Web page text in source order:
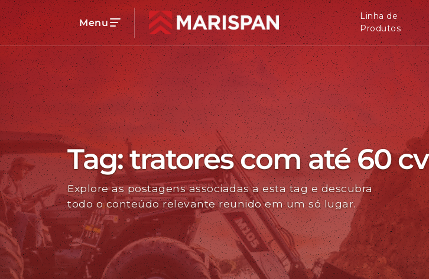
Menu
Linha de
Produtos
Voltar
Linha de Produtos
Carregadores Frontais
Acessórios
Distribuidores de Sólidos
Tag: tratores com até 60 cv
Explore as postagens associadas a esta tag e descubra
todo o conteúdo relevante reunido em um só lugar.